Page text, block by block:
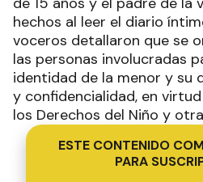
hechos al leer el diario
voceros detallaron que se
las personas involucradas
identidad de la menor y su
y confidencialidad, en
los Derechos del Niño y
ESTE CONTENIDO
PARA